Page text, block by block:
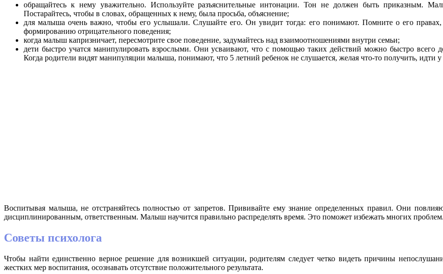
обращайтесь к нему уважительно. Используйте разъяснительные интонации. Тон не должен быть приказным.
Постарайтесь, чтобы в словах, обращенных к нему, была просьба, объяснение;
для малыша очень важно, чтобы его услышали. Слушайте его. Он увидит тогда: его понимают. Помните о его правах,
формированию отрицательного поведения;
когда малыш капризничает, пересмотрите свое поведение, задумайтесь над взаимоотношениями внутри семьи;
дети быстро учатся манипулировать взрослыми. Они усваивают, что с помощью таких действий можно быстро всего
Когда родители видят манипуляции малыша, понимают, что 5 летний ребенок не слушается, желая что-то получить, идти
Воспитывая малыша, не отстраняйтесь полностью от запретов. Прививайте ему знание определенных правил. Они
дисциплинированным, ответственным. Малыш научится правильно распределять время. Это поможет избежать многих проблем.
Советы психолога
Чтобы найти единственно верное решение для возникшей ситуации, родителям следует четко видеть причины
жестких мер воспитания, осознавать отсутствие положительного результата.